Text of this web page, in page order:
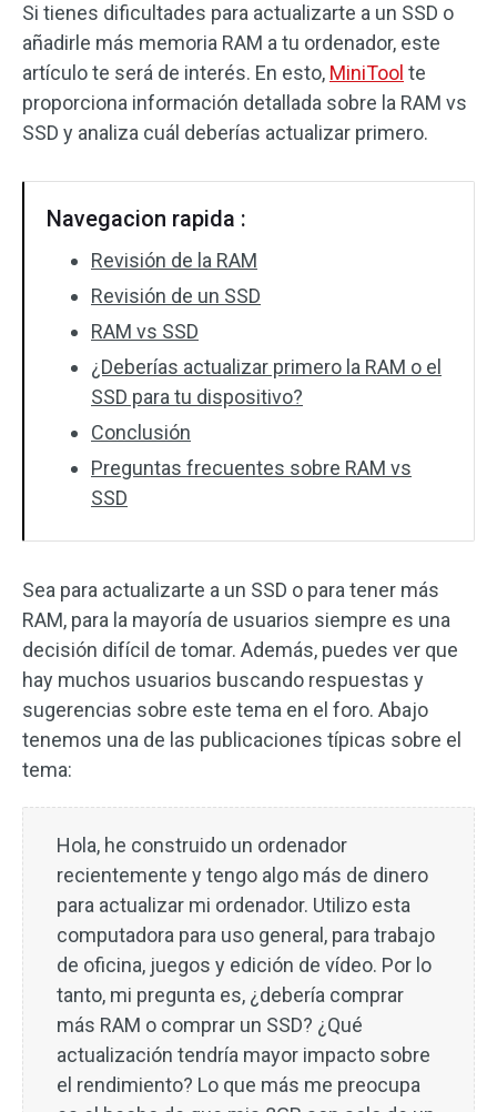
Si tienes dificultades para actualizarte a un SSD o
añadirle más memoria RAM a tu ordenador, este
artículo te será de interés. En esto, MiniTool te
proporciona información detallada sobre la RAM vs
SSD y analiza cuál deberías actualizar primero.
Navegacion rapida :
Revisión de la RAM
Revisión de un SSD
RAM vs SSD
¿Deberías actualizar primero la RAM o el
SSD para tu dispositivo?
Conclusión
Preguntas frecuentes sobre RAM vs
SSD
Sea para actualizarte a un SSD o para tener más
RAM, para la mayoría de usuarios siempre es una
decisión difícil de tomar. Además, puedes ver que
hay muchos usuarios buscando respuestas y
sugerencias sobre este tema en el foro. Abajo
tenemos una de las publicaciones típicas sobre el
tema:
Hola, he construido un ordenador
recientemente y tengo algo más de dinero
para actualizar mi ordenador. Utilizo esta
computadora para uso general, para trabajo
de oficina, juegos y edición de vídeo. Por lo
tanto, mi pregunta es, ¿debería comprar
más RAM o comprar un SSD? ¿Qué
actualización tendría mayor impacto sobre
el rendimiento? Lo que más me preocupa